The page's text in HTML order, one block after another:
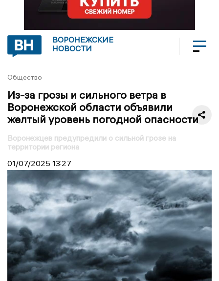
ВОРОНЕЖСКИЕ
НОВОСТИ
Общество
Из-за грозы и сильного ветра в
Воронежской области объявили
желтый уровень погодной опасности
Воронежцев предупредили о сильной грозе на
территории региона
01/07/2025 13:27